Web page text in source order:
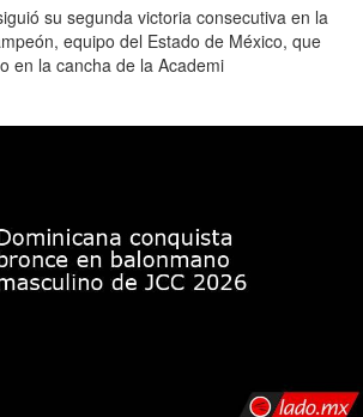
su segunda victoria consecutiva en la
equipo del Estado de México, que
en la cancha de la Academi